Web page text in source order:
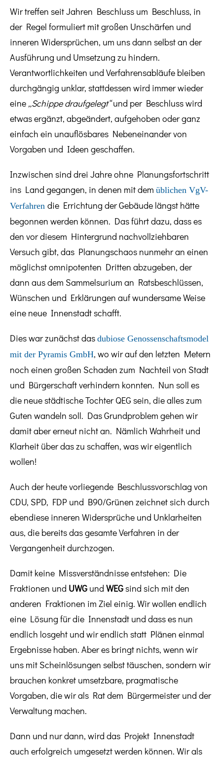
Wir treffen seit Jahren Beschluss um Beschluss, in
der Regel formuliert mit großen Unschärfen und
inneren Widersprüchen, um uns dann selbst an der
Ausführung und Umsetzung zu hindern.
Verantwortlichkeiten und Verfahrensabläufe bleiben
durchgängig unklar, stattdessen wird immer wieder
eine „Schippe draufgelegt“und per Beschluss wird
etwas ergänzt, abgeändert, aufgehoben oder ganz
einfach ein unauflösbares Nebeneinander von
Vorgaben und Ideen geschaffen.
Inzwischen sind drei Jahre ohne Planungsfortschritt
ins Land gegangen, in denen mit dem üblichen VgV-
Verfahren die Errichtung der Gebäude längst hätte
begonnen werden können. Das führt dazu, dass es
den vor diesem Hintergrund nachvollziehbaren
Versuch gibt, das Planungschaos nunmehr an einen
möglichst omnipotenten Dritten abzugeben, der
dann aus dem Sammelsurium an Ratsbeschlüssen,
Wünschen und Erklärungen auf wundersame Weise
eine neue Innenstadt schafft.
Dies war zunächst das dubiose Genossenschaftsmodel
mit der Pyramis GmbH, wo wir auf den letzten Metern
noch einen großen Schaden zum Nachteil von Stadt
und Bürgerschaft verhindern konnten. Nun soll es
die neue städtische Tochter QEG sein, die alles zum
Guten wandeln soll. Das Grundproblem gehen wir
damit aber erneut nicht an. Nämlich Wahrheit und
Klarheit über das zu schaffen, was wir eigentlich
wollen!
Auch der heute vorliegende Beschlussvorschlag von
CDU, SPD, FDP und B90/Grünen zeichnet sich durch
ebendiese inneren Widersprüche und Unklarheiten
aus, die bereits das gesamte Verfahren in der
Vergangenheit durchzogen.
Damit keine Missverständnisse entstehen: Die
Fraktionen und UWG und WEGsind sich mit den
anderen Fraktionen im Ziel einig. Wir wollen endlich
eine Lösung für die Innenstadt und dass es nun
endlich losgeht und wir endlich statt Plänen einmal
Ergebnisse haben. Aber es bringt nichts, wenn wir
uns mit Scheinlösungen selbst täuschen, sondern wir
brauchen konkret umsetzbare, pragmatische
Vorgaben, die wir als Rat dem Bürgermeister und der
Verwaltung machen.
Dann und nur dann, wird das Projekt Innenstadt
auch erfolgreich umgesetzt werden können. Wir als